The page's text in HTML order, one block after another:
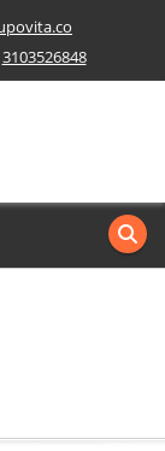
3103526848